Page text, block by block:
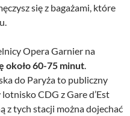
się z bagażami, które
Opera Garnier na
około 60-75 minut
do Paryża to publiczny
lotnisko CDG z Gare d’Est
z tych stacji można dojechać